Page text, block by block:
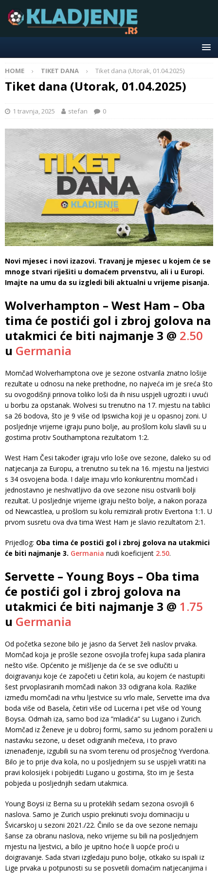
HOME TIKET DANA Tiket dana (Utorak, 01.04.2025)
Tiket dana (Utorak, 01.04.2025)
1 travnja, 2025 stefan 0
Novi mjesec i novi izazovi. Travanj je mjesec u kojem će se
mnoge stvari riješiti u domaćem prvenstvu, ali i u Europi.
Imajte na umu da su izgledi bili aktualni u vrijeme pisanja.
Wolverhampton – West Ham – Oba
tima će postići gol i zbroj golova na
utakmici će biti najmanje 3 @ 2.50
u Germania
Momčad Wolverhamptona ove je sezone ostvarila znatno lošije
rezultate u odnosu na neke prethodne, no najveća im je sreća što
su ovogodišnji prinova toliko loši da ih nisu uspjeli ugroziti i uvući
u borbu za opstanak. Wolvesi su trenutno na 17. mjestu na tablici
sa 26 bodova, što je 9 više od Ipswicha koji je u opasnoj zoni. U
posljednje vrijeme igraju puno bolje, au prošlom kolu slavili su u
gostima protiv Southamptona rezultatom 1:2.
West Ham Česi također igraju vrlo loše ove sezone, daleko su od
natjecanja za Europu, a trenutno su tek na 16. mjestu na ljestvici
s 34 osvojena boda. I dalje imaju vrlo konkurentnu momčad i
jednostavno je neshvatljivo da ove sezone nisu ostvarili bolji
rezultat. U posljednje vrijeme igraju nešto bolje, a nakon poraza
od Newcastlea, u prošlom su kolu remizirali protiv Evertona 1:1. U
prvom susretu ova dva tima West Ham je slavio rezultatom 2:1.
Prijedlog: Oba tima će postići gol i zbroj golova na utakmici
će biti najmanje 3. Germania nudi koeficijent 2.50.
Servette – Young Boys – Oba tima
će postići gol i zbroj golova na
utakmici će biti najmanje 3 @ 1.75
u Germania
Od početka sezone bilo je jasno da Servet želi naslov prvaka.
Momčad koja je prošle sezone osvojila trofej kupa sada planira
nešto više. Općenito je mišljenje da će se sve odlučiti u
doigravanju koje će započeti u četiri kola, au kojem će nastupiti
šest prvoplasiranih momčadi nakon 33 odigrana kola. Razlike
između momčadi na vrhu ljestvice su vrlo male, Servette ima dva
boda više od Basela, četiri više od Lucerna i pet više od Young
Boysa. Odmah iza, samo bod iza ”mladića” su Lugano i Zurich.
Momčad iz Ženeve je u dobroj formi, samo su jednom poraženi u
nastavku sezone, u deset odigranih mečeva, i to pravo
iznenađenje, izgubili su na svom terenu od prosječnog Yverdona.
Bilo je to prije dva kola, no u posljednjem su se uspjeli vratiti na
pravi kolosijek i pobijediti Lugano u gostima, što im je šesta
pobjeda u posljednjih sedam utakmica.
Young Boysi iz Berna su u proteklih sedam sezona osvojili 6
naslova. Samo je Zurich uspio prekinuti svoju dominaciju u
Švicarskoj u sezoni 2021./22. Činilo se da ove sezone nemaju
šanse za obranu naslova, neko vrijeme su bili na posljednjem
mjestu na ljestvici, a bilo je upitno hoće li uopće proći u
doigravanje. Sada stvari izgledaju puno bolje, otkako su ispali iz
Lige prvaka u potpunosti su se posvetili domaćim natjecanjima i